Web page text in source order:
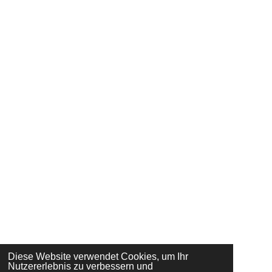
Diese Website verwendet Cookies, um Ihr
Nutzererlebnis zu verbessern und